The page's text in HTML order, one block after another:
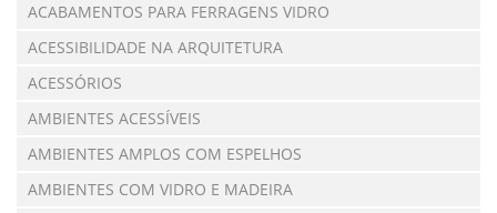
ACABAMENTOS PARA FERRAGENS VIDRO
ACESSIBILIDADE NA ARQUITETURA
ACESSÓRIOS
AMBIENTES ACESSÍVEIS
AMBIENTES AMPLOS COM ESPELHOS
AMBIENTES COM VIDRO E MADEIRA